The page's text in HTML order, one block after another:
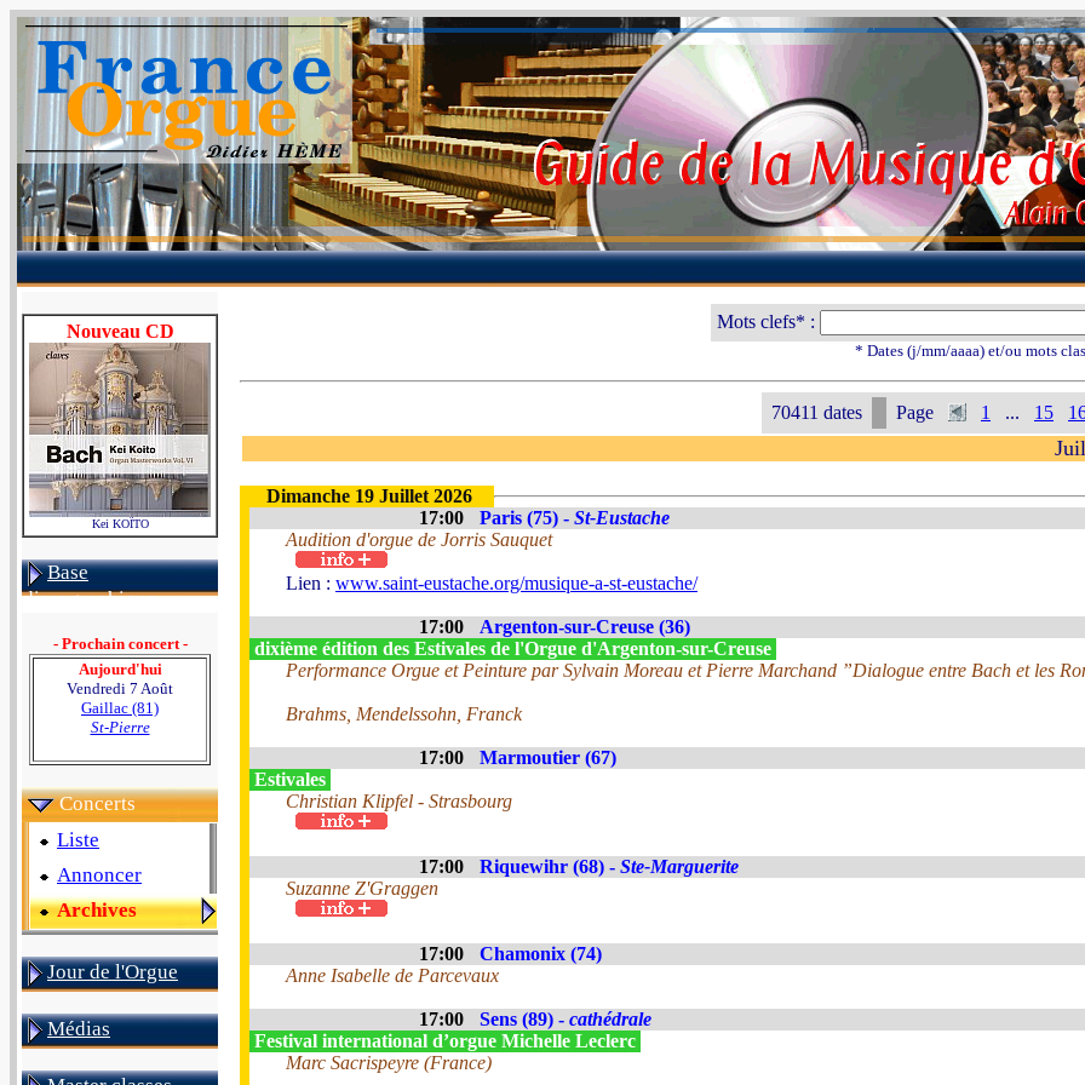
Nouveau CD
Kei KOÏTO
Base
discographique
- Prochain concert -
Aujourd'hui
Vendredi 7 Août
Gaillac (81)
St-Pierre
Concerts
Liste
Annoncer
Archives
Jour de l'Orgue
Médias
Mots clefs* :
* Dates (j/mm/aaaa) et/ou mots
70411 dates Page 1 ... 15
Dimanche 19 Juillet 2026
17:00
Paris (75) - St-Eustache
Audition d'orgue de Jorris Sauquet
Lien : www.saint-eustache.org/musique-a-st-eustache/
17:00
Argenton-sur-Creuse (36)
dixième édition des Estivales de l'Orgue d'Argenton-sur-Creuse
Performance Orgue et Peinture par Sylvain Moreau et Pierre Marchand ”Dialogue entre Bach et les
Brahms, Mendelssohn, Franck
17:00
Marmoutier (67)
Estivales
Christian Klipfel - Strasbourg
17:00 Riquewihr (68) - Ste-Marguerite
Suzanne Z'Graggen
17:00
Chamonix (74)
Anne Isabelle de Parcevaux
17:00 Sens (89) - cathédrale
Festival international d’orgue Michelle Leclerc
Marc Sacrispeyre (France)